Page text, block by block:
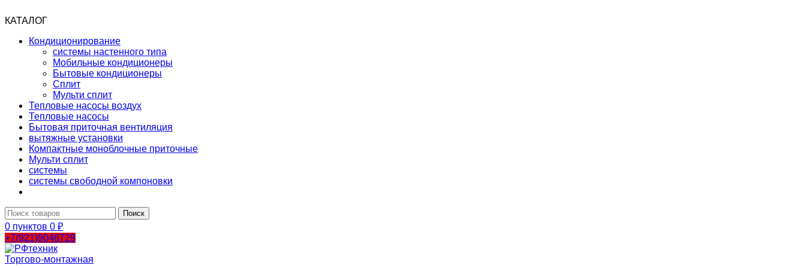
КАТАЛОГ
Кондиционирование
системы настенного типа
Мобильные кондиционеры
Бытовые кондиционеры
Сплит
Мульти сплит
Тепловые насосы воздух
Тепловые насосы
Бытовая приточная вентиляция
вытяжные установки
Компактные моноблочные приточные
Мульти сплит
системы
системы свободной компоновки
Поиск
0 пунктов 0 ₽
+7(921)9046729